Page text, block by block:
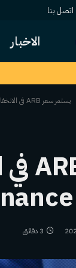
اتصل بنا
الاخبار
يستمر سعر ARB في الانخفاض حيث قام Whale بإيداع 8.95 مليون رمز في Binance
3 دقائق